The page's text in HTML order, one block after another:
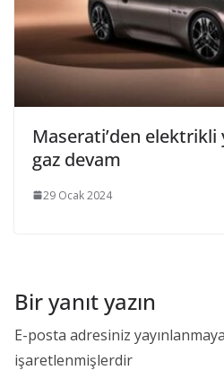
Maserati’den
gaz devam
29 Ocak 2024
Bir yanıt yazın
E-posta adresiniz
işaretlenmişlerdir